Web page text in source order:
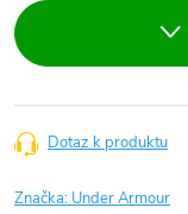
Dotaz k produktu
Značka: Under Armour